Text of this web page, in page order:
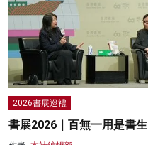
2026書展巡禮
書展2026｜百無一用是書生